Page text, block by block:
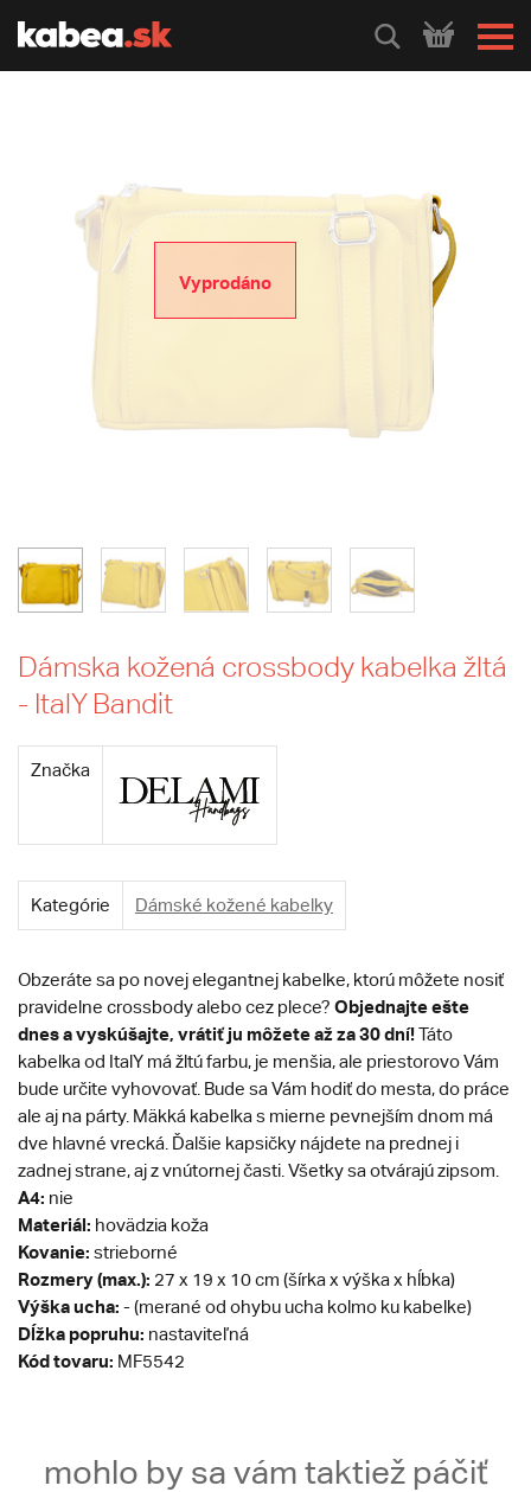
HLEDEJ
Vyprodáno
Dámska kožená crossbody kabelka žltá
- ItalY Bandit
Značka
Kategórie Dámské kožené kabelky
Obzeráte sa po novej elegantnej kabelke, ktorú môžete nosiť
pravidelne crossbody alebo cez plece? Objednajte ešte
dnes a vyskúšajte, vrátiť ju môžete až za 30 dní!Táto
kabelka od ItalY má žltú farbu, je menšia, ale priestorovo Vám
bude určite vyhovovať. Bude sa Vám hodiť do mesta, do práce
ale aj na párty. Mäkká kabelka s mierne pevnejším dnom má
dve hlavné vrecká. Ďalšie kapsičky nájdete na prednej i
zadnej strane, aj z vnútornej časti. Všetky sa otvárajú zipsom.
A4: nie
Materiál: hovädzia koža
Kovanie: strieborné
Rozmery (max.): 27 x 19 x 10 cm (šírka x výška x hĺbka)
Výška ucha: - (merané od ohybu ucha kolmo ku kabelke)
Dĺžka popruhu: nastaviteľná
Kód tovaru: MF5542
mohlo by sa vám taktiež páčiť